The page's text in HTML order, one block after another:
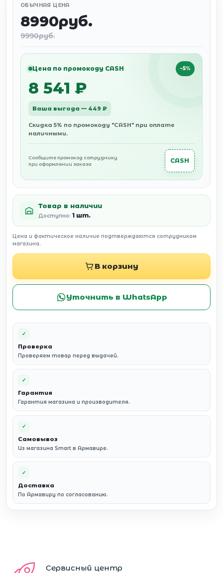
ОБЫЧНАЯ ЦЕНА
8990руб.
9990руб.
Цена по промокоду CASH −5%
8 541 ₽
Ваша выгода — 449 ₽
Скидка 5% по промокоду "CASH" при оплате
наличными.
Сообщите промокод сотруднику
при оформлении заказа
CASH
Товар в наличии
Доступно: 1 шт.
Цена и фактическое наличие подтверждаются сотрудником
магазина.
В корзину
Уточнить в WhatsApp
✓
Проверка
Проверяем товар перед выдачей.
✓
Гарантия
Гарантия магазина и производителя.
✓
Самовывоз
Из магазина Smart в Армавире.
✓
Доставка
По Армавиру по согласованию.
Сервисный центр